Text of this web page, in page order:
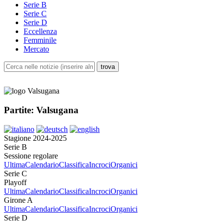
Serie B
Serie C
Serie D
Eccellenza
Femminile
Mercato
Partite: Valsugana
Stagione 2024-2025
Serie B
Sessione regolare
UltimaCalendarioClassificaIncrociOrganici
Serie C
Playoff
UltimaCalendarioClassificaIncrociOrganici
Girone A
UltimaCalendarioClassificaIncrociOrganici
Serie D